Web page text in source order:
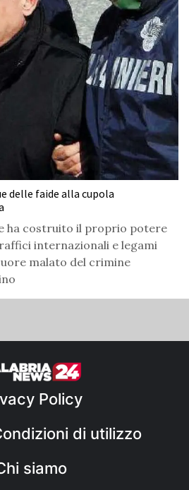
delle faide alla cupola
ha costruito il proprio potere
internazionali e legami
malato del crimine
Policy
di utilizzo
siamo